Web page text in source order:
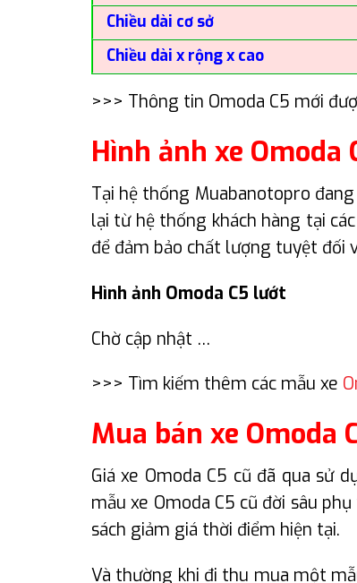
Chiều dài cơ sở
Chiều dài x rộng x cao
>>> Thông tin Omoda C5 mới
Hình ảnh xe Omoda
Tại hệ thống Muabanotopro
lại từ hệ thống khách hàng tại
để đảm bảo chất lượng tuyệt đối
Hình ảnh Omoda C5 lướt
Chờ cập nhật …
>>> Tìm kiếm thêm các mẫu xe
Mua bán xe Omoda
Giá xe Omoda C5 cũ đã qua sử
mẫu xe Omoda C5 cũ đời sâu
sách giảm giá thời điểm hiện tại.
Và thường khi đi thu mua một